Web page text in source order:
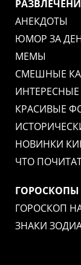
АНЕКДОТЫ
ЮМОР ЗА
МЕМЫ
СМЕШНЫЕ
КРАСИВЫЕ
НОВИНКИ
ЧТО
ГОРОСКОПЫ
ГОРОСКОП
ЗНАКИ